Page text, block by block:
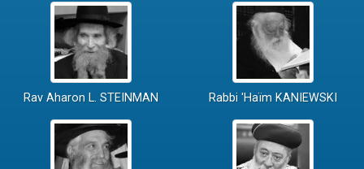
Rav Aharon L. STEINMAN Rabbi 'Haïm KANIEWSKI